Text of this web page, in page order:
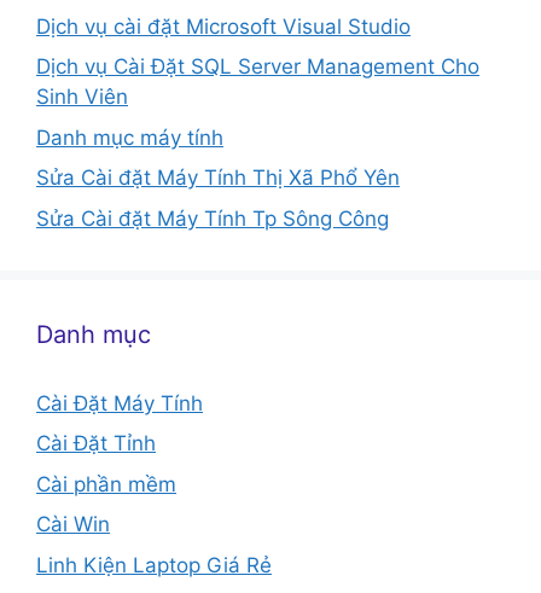
Dịch vụ cài đặt Microsoft Visual Studio
Dịch vụ Cài Đặt SQL Server Management Cho
Sinh Viên
Danh mục máy tính
Sửa Cài đặt Máy Tính Thị Xã Phổ Yên
Sửa Cài đặt Máy Tính Tp Sông Công
Danh mục
Cài Đặt Máy Tính
Cài Đặt Tỉnh
Cài phần mềm
Cài Win
Linh Kiện Laptop Giá Rẻ